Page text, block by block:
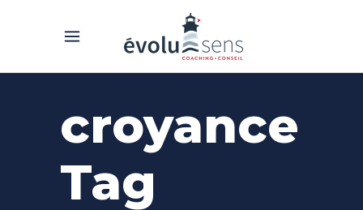
croyance
Tag